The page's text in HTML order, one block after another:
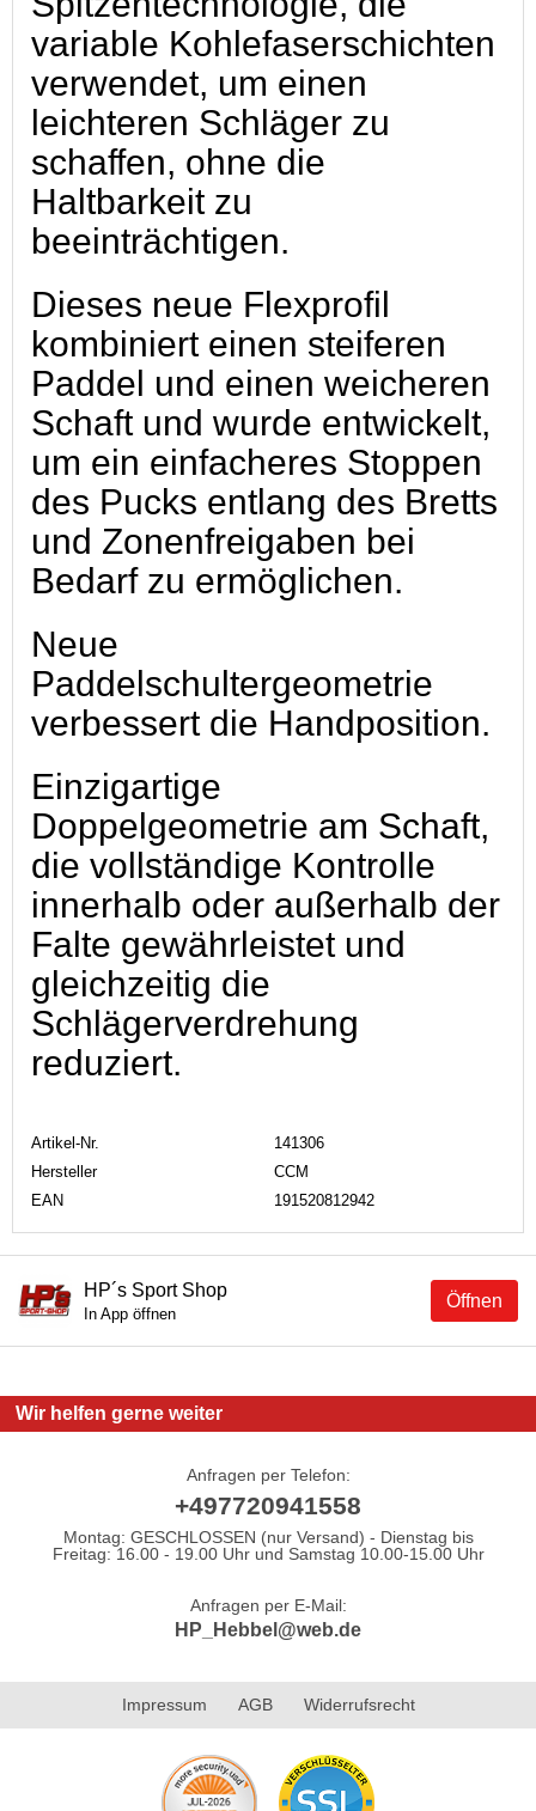
variable Kohlefaserschichten
verwendet, um einen
leichteren Schläger zu
schaffen, ohne die
Haltbarkeit zu
beeinträchtigen.
Dieses neue Flexprofil
kombiniert einen steiferen
Paddel und einen weicheren
Schaft und wurde entwickelt,
um ein einfacheres Stoppen
des Pucks entlang des Bretts
und Zonenfreigaben bei
Bedarf zu ermöglichen.
Neue
Paddelschultergeometrie
verbessert die Handposition.
Einzigartige
Doppelgeometrie am Schaft,
die vollständige Kontrolle
innerhalb oder außerhalb der
Falte gewährleistet und
gleichzeitig die
Schlägerverdrehung
reduziert.
Artikel-Nr.
141306
Hersteller
CCM
EAN
191520812942
Öffnen
HP´s Sport Shop
In App öffnen
Wir helfen gerne weiter
Anfragen per Telefon:
+497720941558
Montag: GESCHLOSSEN (nur Versand) - Dienstag bis
Freitag: 16.00 - 19.00 Uhr und Samstag 10.00-15.00 Uhr
Anfragen per E-Mail:
HP_Hebbel@web.de
Impressum AGB Widerrufsrecht